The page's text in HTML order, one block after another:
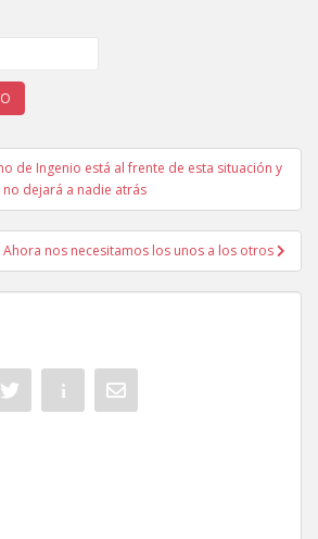
de entradas
de Ingenio está al frente de esta situación y
no dejará a nadie atrás
Ahora nos necesitamos los unos a los otros